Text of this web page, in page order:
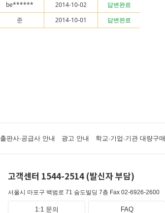
be****** 2014-10-02
답변완료
준 2014-10-01 답변완료
출판사·공급사 안내 광고 안내 학교·기업·기관 대량구매
고객센터 1544-2514 (발신자 부담)
서울시 마포구 백범로 71 숨도빌딩 7층 Fax 02-6926-2600
1:1 문의 FAQ